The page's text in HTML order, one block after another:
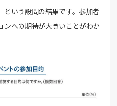
という設問の結果です。参加者
ンへの期待が大きいことがわか